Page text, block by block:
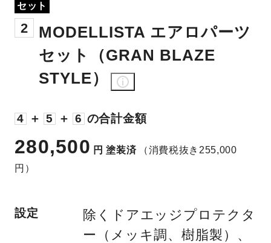
セット
2
MODELLISTA エアロパーツ
セット（GRAN BLAZE
STYLE）
4 ＋ 5 ＋ 6 の合計金額
280,500 円 塗装済
（消費税抜き255,000
円）
設定
除くドアエッジプロテクタ
ー（メッキ調、樹脂製）、